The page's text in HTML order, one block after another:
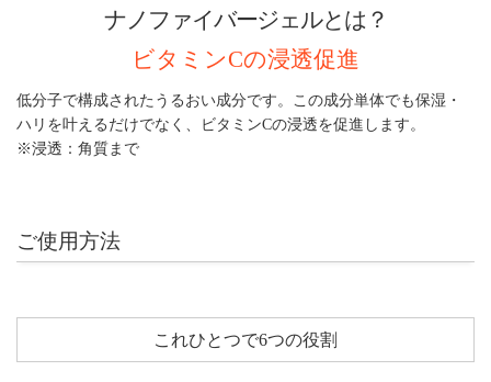
ナノファイバージェルとは？
ビタミンCの浸透促進
低分子で構成されたうるおい成分です。この成分単体でも保湿・
ハリを叶えるだけでなく、ビタミンCの浸透を促進します。
※浸透：角質まで
ご使用方法
これひとつで6つの役割